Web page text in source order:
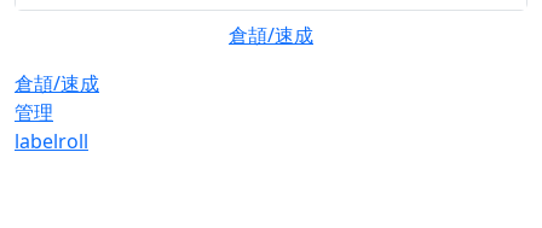
倉頡/速成
倉頡/速成
管理
labelroll